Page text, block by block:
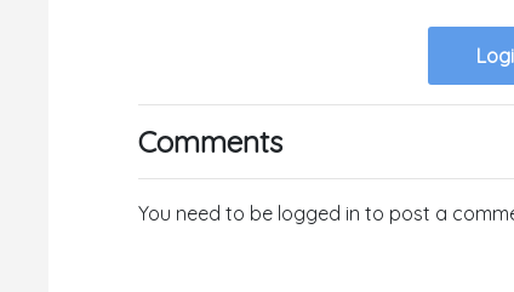
Comments
You need to be logged in to post a